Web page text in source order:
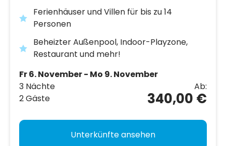
Ferienhäuser und Villen für bis zu 14
Personen
Beheizter Außenpool, Indoor-Playzone,
Restaurant und mehr!
Fr 6. November - Mo 9. November
3 Nächte
2 Gäste
Ab:
340,00 €
Unterkünfte ansehen